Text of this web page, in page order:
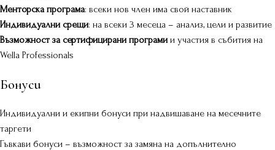
Менторска програма: всеки нов член има свой наставник
Индивидуални срещи: на всеки 3 месеца – анализ, цели и развитие
Възможност за сертифицирани програми и участия в събития на
Wella Professionals
Бонуси
Индивидуални и екипни бонуси при надвишаване на месечните
таргети
Гъвкави бонуси – възможност за замяна на допълнително